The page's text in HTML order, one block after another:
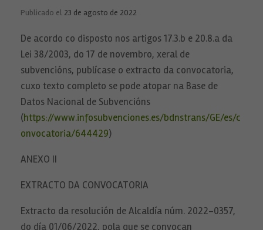
Publicado el 23 de agosto de 2022
De acordo co disposto nos artigos 17.3.b e 20.8.a da
Lei 38/2003, do 17 de novembro, xeral de
subvencións, publícase o extracto da convocatoria,
cuxo texto completo se pode atopar na Base de
Datos Nacional de Subvencións
(https://www.infosubvenciones.es/bdnstrans/GE/es/c
onvocatoria/644429)
ANEXO II
EXTRACTO DA CONVOCATORIA
Extracto da resolución de Alcaldía núm. 2022-0357,
do día 01/06/2022, pola que se convocan